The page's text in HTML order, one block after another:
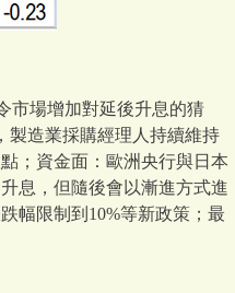
市場增加對延後升息的猜
製造業採購經理人持續維持
；資金面：歐洲央行與日本
息，但隨後會以漸進方式進
幅限制到10%等新政策；最